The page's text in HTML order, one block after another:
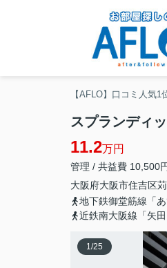
【AFLO】口コミ人気
スプランディ
11.2万円
管理 / 共益費 10,500
大阪府大阪市住吉区
地下鉄御堂筋線「
近鉄南大阪線「矢
1/25